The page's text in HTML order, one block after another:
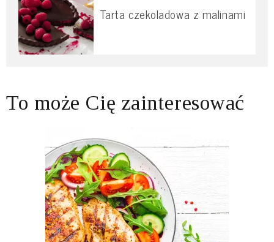
Tarta czekoladowa z malinami
To może Cię zainteresować